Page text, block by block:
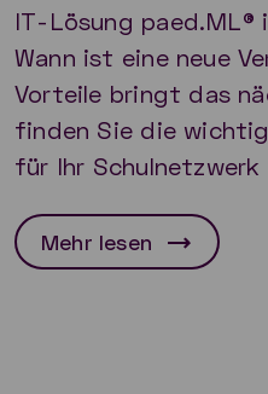
IT-Lösung paed.ML®
Wann ist eine neue
Vorteile bringt das
finden Sie die
für Ihr Schulnetzwerk
Mehr lesen